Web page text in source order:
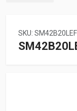
SKU: